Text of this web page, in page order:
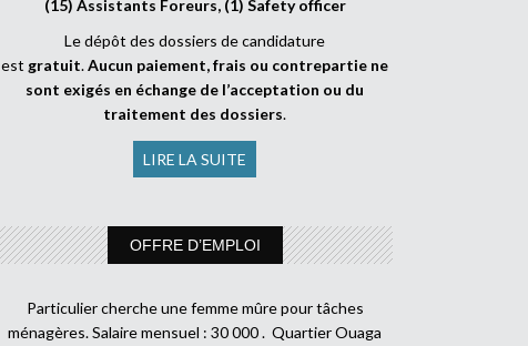
(15) Assistants Foreurs, (1) Safety officer
Le dépôt des dossiers de candidature
est gratuit.Aucun paiement, frais ou contrepartie ne
sont exigés en échange de l’acceptation ou du
traitement des dossiers.
LIRE LA SUITE
OFFRE D’EMPLOI
Particulier cherche une femme mûre pour tâches
ménagères. Salaire mensuel : 30 000 . Quartier Ouaga